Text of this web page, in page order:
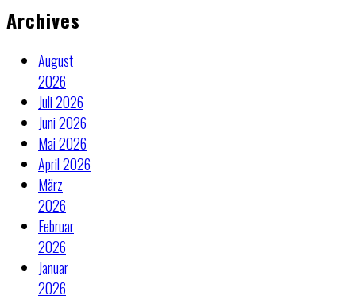
Archives
August
2026
Juli 2026
Juni 2026
Mai 2026
April 2026
März
2026
Februar
2026
Januar
2026